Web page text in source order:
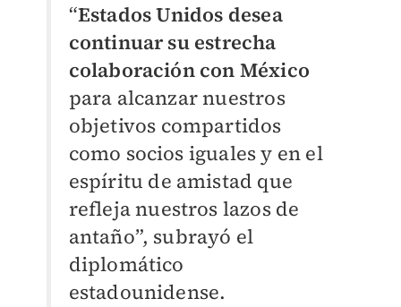
“Estados Unidos desea
continuar su estrecha
colaboración con México
para alcanzar nuestros
objetivos compartidos
como socios iguales y en el
espíritu de amistad que
refleja nuestros lazos de
antaño”, subrayó el
diplomático
estadounidense.